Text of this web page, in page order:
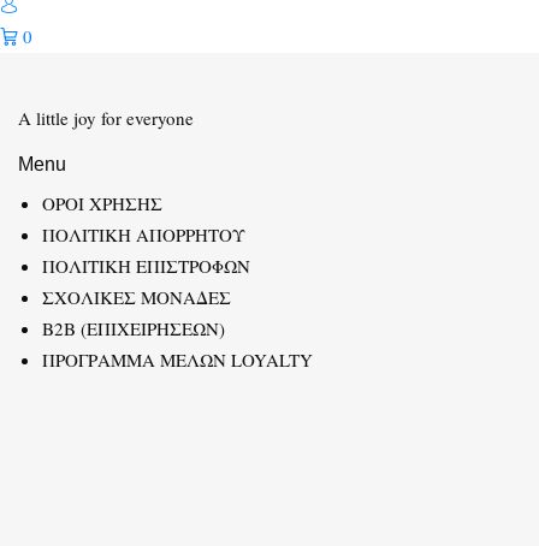
0
A little joy for everyone
Menu
ΟΡΟΙ ΧΡΗΣΗΣ
ΠΟΛΙΤΙΚΗ ΑΠΟΡΡΗΤΟΥ
ΠΟΛΙΤΙΚΗ ΕΠΙΣΤΡΟΦΩΝ
ΣΧΟΛΙΚΕΣ ΜΟΝΑΔΕΣ
B2B (ΕΠΙΧΕΙΡΗΣΕΩΝ)
ΠΡΟΓΡΑΜΜΑ ΜΕΛΩΝ LOYALTY